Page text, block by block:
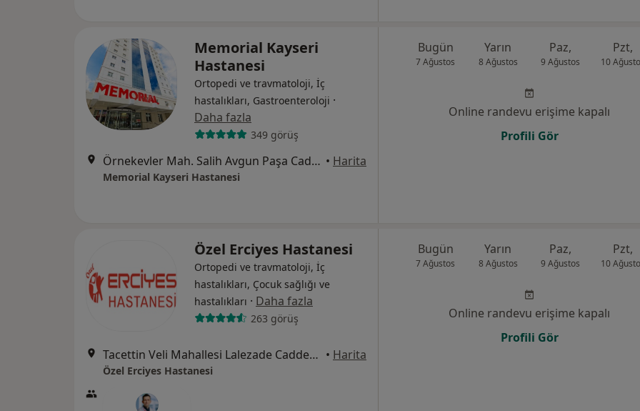
Memorial Kayseri
Hastanesi
Ortopedi ve travmatoloji, İç
hastalıkları, Gastroenteroloji ·
Daha fazla
349 görüş
Örnekevler Mah. Salih Avgun Paşa Cad. Temizel Sok. No: 13 38010, Kocasinan • Harita
Memorial Kayseri Hastanesi
Bugün
7 Ağustos
Yarın
8 Ağustos
Paz,
9 Ağustos
Pzt,
10
Online randevu erişime kapalı
Profili Gör
Özel Erciyes Hastanesi
Ortopedi ve travmatoloji, İç
hastalıkları, Çocuk sağlığı ve
hastalıkları · Daha fazla
263 görüş
Tacettin Veli Mahallesi Lalezade Caddesi No:46, Melikgazi • Harita
Özel Erciyes Hastanesi
Bugün
7 Ağustos
Yarın
8 Ağustos
Paz,
9 Ağustos
Pzt,
10
Online randevu erişime kapalı
Profili Gör